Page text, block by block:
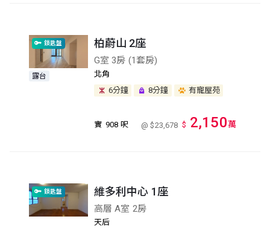
鎖匙盤
露台
柏蔚山 2座
G室 3房 (1套房)
北角
6分鐘
8分鐘 有寵屋苑
實 908 呎 @ $23,678 $ 2,150萬
鎖匙盤 維多利中心 1座
高層 A室 2房
天后